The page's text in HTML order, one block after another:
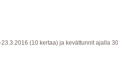
(10 kertaa) ja kevättunnit ajalla